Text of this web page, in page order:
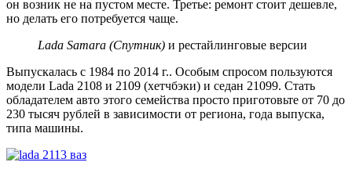
он возник не на пустом месте. Третье: ремонт стоит дешевле,
но делать его потребуется чаще.
Lada Samara (Спутник) и рестайлинговые версии
Выпускалась с 1984 по 2014 г.. Особым спросом пользуются
модели Lada 2108 и 2109 (хетчбэки) и седан 21099. Стать
обладателем авто этого семейства просто приготовьте от 70 до
230 тысяч рублей в зависимости от региона, года выпуска,
типа машины.